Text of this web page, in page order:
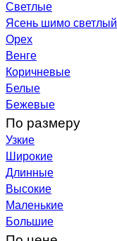
Светлые
Ясень шимо светлый
Орех
Венге
Коричневые
Белые
Бежевые
По размеру
Узкие
Широкие
Длинные
Высокие
Маленькие
Большие